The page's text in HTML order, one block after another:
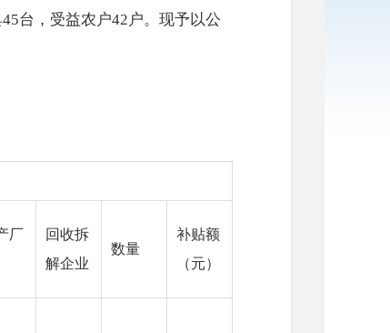
台，受益农户42户。现予以公
厂
回收拆
解企业
数量
补贴额
（元）